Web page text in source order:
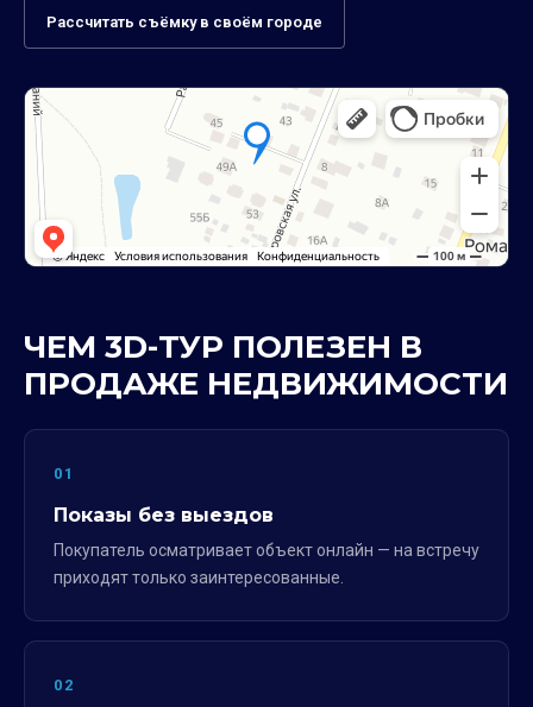
Рассчитать съёмку в своём городе
ЧЕМ 3D-ТУР ПОЛЕЗЕН В
ПРОДАЖЕ НЕДВИЖИМОСТИ
01
Показы без выездов
Покупатель осматривает объект онлайн — на встречу
приходят только заинтересованные.
02